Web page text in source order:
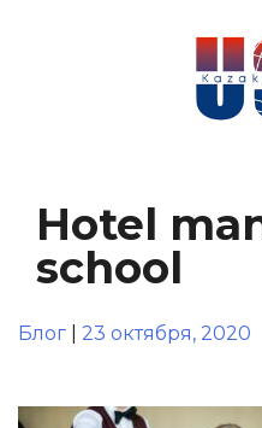
Hotel
school
Блог 23 октября, 2020